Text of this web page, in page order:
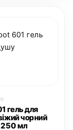
гель для
чорний
250 мл